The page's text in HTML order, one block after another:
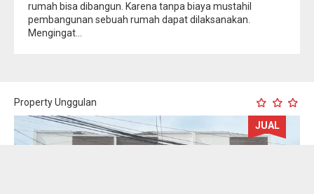
rumah bisa dibangun. Karena tanpa biaya mustahil
pembangunan sebuah rumah dapat dilaksanakan.
Mengingat...
Property Unggulan
JUAL